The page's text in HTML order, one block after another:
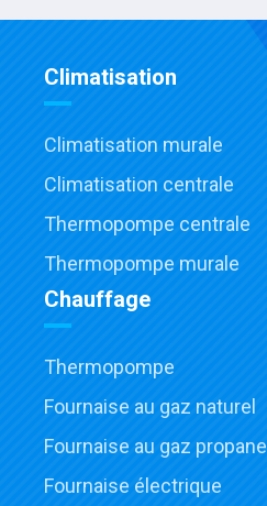
Climatisation
Climatisation murale
Climatisation centrale
Thermopompe centrale
Thermopompe murale
Chauffage
Thermopompe
Fournaise au gaz naturel
Fournaise au gaz propane
Fournaise électrique